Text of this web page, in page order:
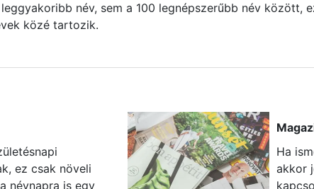
név, sem a 100 legnépszerűbb név között,
közé tartozik.
ez csak növeli
névnapra is egy
Ha
akkor